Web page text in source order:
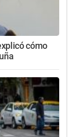
cómo